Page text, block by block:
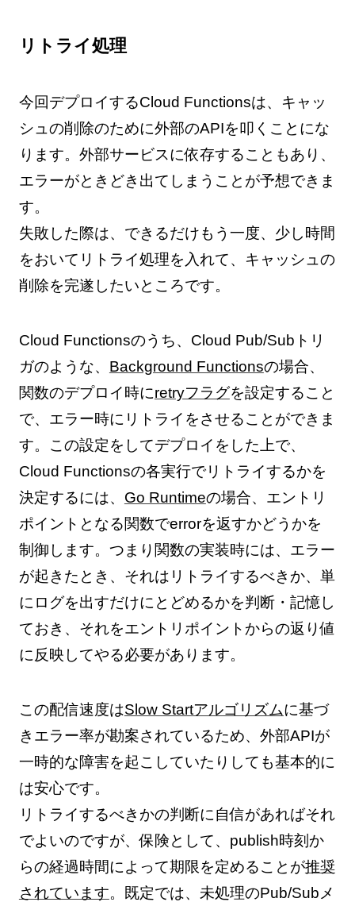
リトライ処理
今回デプロイするCloud Functionsは、キャッ
シュの削除のために外部のAPIを叩くことにな
ります。外部サービスに依存することもあり、
エラーがときどき出てしまうことが予想できま
す。
失敗した際は、できるだけもう一度、少し時間
をおいてリトライ処理を入れて、キャッシュの
削除を完遂したいところです。
Cloud Functionsのうち、Cloud Pub/Subトリ
ガのような、 Background Functionsの場合、
関数のデプロイ時にretryフラグを設定すること
で、エラー時にリトライをさせることができま
す。この設定をしてデプロイをした上で、
Cloud Functionsの各実行でリトライするかを
決定するには、 Go Runtimeの場合、エントリ
ポイントとなる関数でerrorを返すかどうかを
制御します。つまり関数の実装時には、エラー
が起きたとき、それはリトライするべきか、単
にログを出すだけにとどめるかを判断・記憶し
ておき、それをエントリポイントからの返り値
に反映してやる必要があります。
この配信速度はSlow Startアルゴリズムに基づ
きエラー率が勘案されているため、外部APIが
一時的な障害を起こしていたりしても基本的に
は安心です。
リトライするべきかの判断に自信があればそれ
でよいのですが、保険として、publish時刻か
らの経過時間によって期限を定めることが推奨
されています。既定では、未処理のPub/Subメ